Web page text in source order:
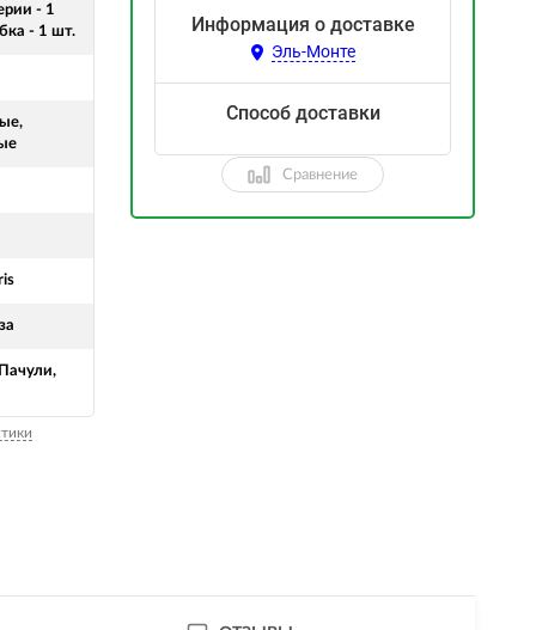
- 1
- 1 шт.
Информация о доставке
Эль-Монте
Способ доставки
Сравнение